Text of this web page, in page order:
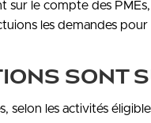
sur le compte des
les demandes
SONT
selon les activités